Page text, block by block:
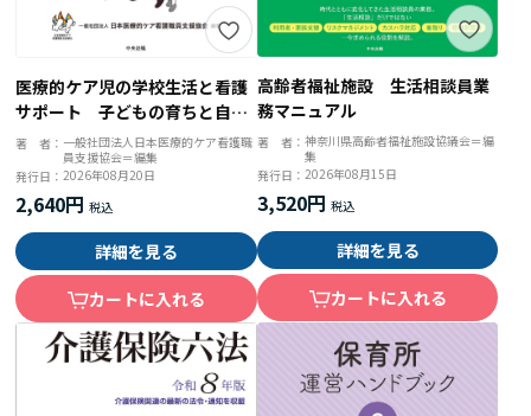
医療的ケア児の学校生活と看護
サポート 子どもの育ちと自律
を促すアプローチ
著 者： 一般社団法人日本医療的ケア看護職
員支援協会＝編集
発行日：2026年08月20日
2,640円
詳細を見る
カートに入れる
高齢者福祉施設 生活相談員業
務マニュアル
著 者： 神奈川県高齢者福祉施設協議会＝編
集
発行日： 2026年08月15日
3,520円
詳細を見る
カートに入れる